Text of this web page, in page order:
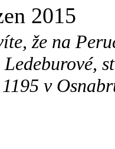
2015
že na
v